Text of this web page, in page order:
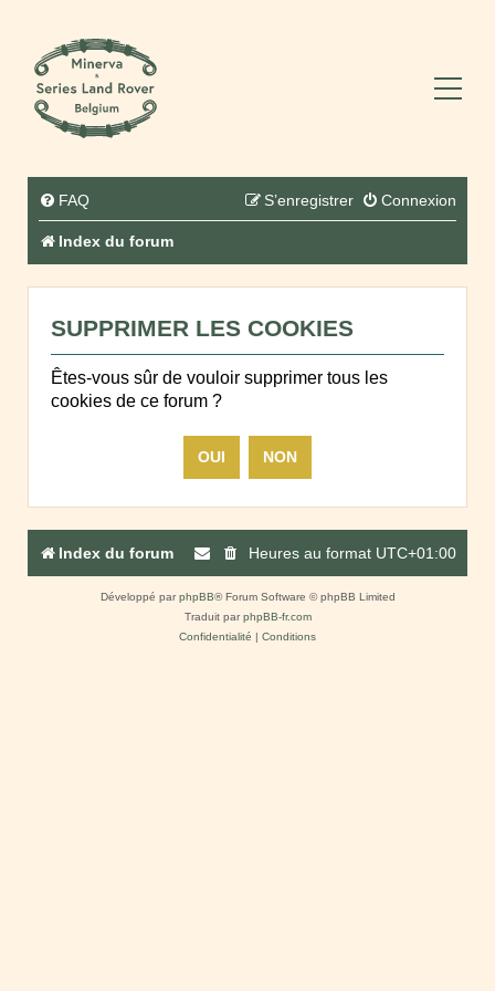
FAQ Connexion
S’enregistrer
Index du forum
SUPPRIMER LES COOKIES
Êtes-vous sûr de vouloir supprimer tous les
cookies de ce forum ?
Index du forum Heures au format UTC+01:00
Développé parphpBB® Forum Software © phpBB Limited
Traduit parphpBB-fr.com
Confidentialité | Conditions